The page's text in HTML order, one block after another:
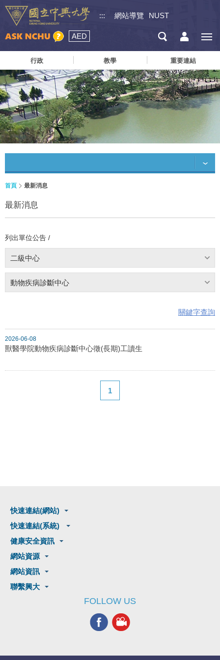
::: 網站導覽 NUST
AED
行政 教學 重要連結
首頁 最新消息
最新消息
列出單位公告 /
二級中心
動物疾病診斷中心
關鍵字查詢
2026-06-08
獸醫學院動物疾病診斷中心徵(長期)工讀生
1
快速連結(網站)
快速連結(系統)
健康安全資訊
網站資源
網站資訊
聯繫興大
FOLLOW US